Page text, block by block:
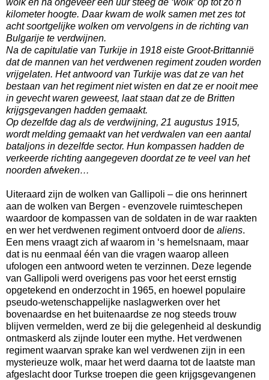
kilometer hoogte. Daar kwam de wolk samen met zes tot
acht soortgelijke wolken om vervolgens in de richting van
Bulgarije te verdwijnen.
Na de capitulatie van Turkije in 1918 eiste Groot-Brittannië
dat de mannen van het verdwenen regiment zouden worden
vrijgelaten. Het antwoord van Turkije was dat ze van het
bestaan van het regiment niet wisten en dat ze er nooit mee
in gevecht waren geweest, laat staan dat ze de Britten
krijgsgevangen hadden gemaakt.
Op dezelfde dag als de verdwijning, 21 augustus 1915,
wordt melding gemaakt van het verdwalen van een aantal
bataljons in dezelfde sector. Hun kompassen hadden de
verkeerde richting aangegeven doordat ze te veel van het
noorden afweken…
Uiteraard zijn de wolken van Gallipoli – die ons herinnert
aan de wolken van Bergen - evenzovele ruimteschepen
waardoor de kompassen van de soldaten in de war raakten
en wer het verdwenen regiment ontvoerd door de aliens.
Een mens vraagt zich af waarom in ‘s hemelsnaam, maar
dat is nu eenmaal één van die vragen waarop alleen
ufologen een antwoord weten te verzinnen. Deze legende
van Gallipoli werd overigens pas voor het eerst ernstig
opgetekend en onderzocht in 1965, en hoewel populaire
pseudo-wetenschappelijke naslagwerken over het
bovenaardse en het buitenaardse ze nog steeds trouw
blijven vermelden, werd ze bij die gelegenheid al deskundig
ontmaskerd als zijnde louter een mythe. Het verdwenen
regiment waarvan sprake kan wel verdwenen zijn in een
mysterieuze wolk, maar het werd daarna tot de laatste man
afgeslacht door Turkse troepen die geen krijgsgevangenen